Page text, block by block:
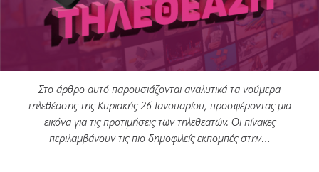
Στο άρθρο αυτό παρουσιάζονται αναλυτικά τα νούμερα
τηλεθέασης της Κυριακής 26 Ιανουαρίου, προσφέροντας μια
εικόνα για τις προτιμήσεις των τηλεθεατών. Οι πίνακες
περιλαμβάνουν τις πιο δημοφιλείς εκπομπές στην…